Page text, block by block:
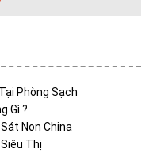
Phòng Sạch
Gì ?
Non China
Thị